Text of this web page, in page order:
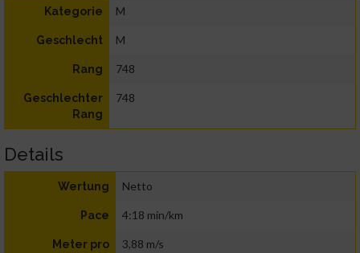
Kategorie M
Geschlecht M
Rang 748
Geschlechter
Rang
748
Details
Wertung Netto
Pace 4:18 min/km
Meter pro
3,88 m/s